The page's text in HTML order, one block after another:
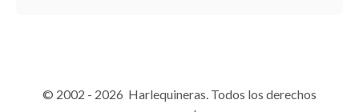
© 2002 - 2026 Harlequineras. Todos los derechos